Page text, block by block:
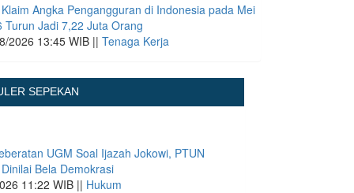
Angka Pengangguran di Indonesia pada Mei
Turun Jadi 7,22 Juta Orang
2026 13:45 WIB || Tenaga Kerja
SEPEKAN
UGM Soal Ijazah Jokowi, PTUN
Bela Demokrasi
11:22 WIB || Hukum